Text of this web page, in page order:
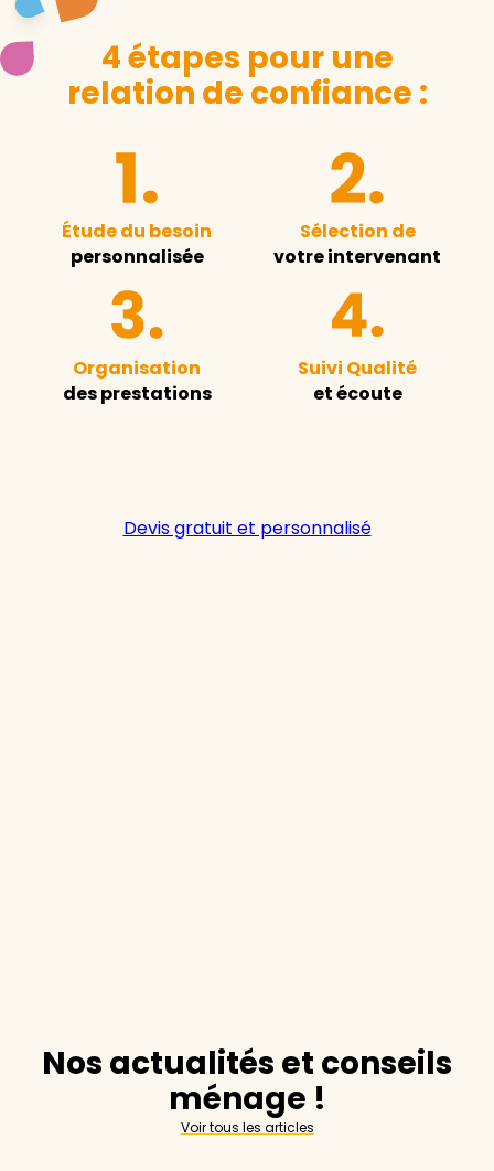
4 étapes pour une
relation de confiance :
Étude du besoin
personnalisée
Sélection de
votre intervenant
Organisation
des prestations
Suivi Qualité
et écoute
Devis gratuit et personnalisé
Nos actualités et conseils
ménage !
Voir tous les articles